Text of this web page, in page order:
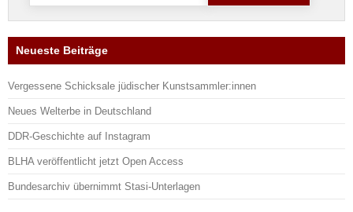
Neueste Beiträge
Vergessene Schicksale jüdischer Kunstsammler:innen
Neues Welterbe in Deutschland
DDR-Geschichte auf Instagram
BLHA veröffentlicht jetzt Open Access
Bundesarchiv übernimmt Stasi-Unterlagen